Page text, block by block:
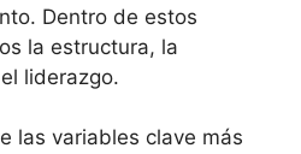
Dentro de estos
la estructura, la
liderazgo.
las variables clave más